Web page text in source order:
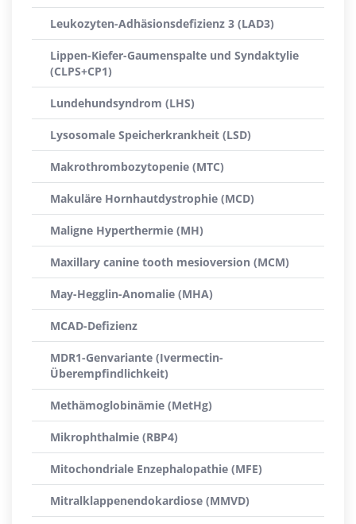
Leukozyten-Adhäsionsdefizienz 3 (LAD3)
Lippen-Kiefer-Gaumenspalte und Syndaktylie
(CLPS+CP1)
Lundehundsyndrom (LHS)
Lysosomale Speicherkrankheit (LSD)
Makrothrombozytopenie (MTC)
Makuläre Hornhautdystrophie (MCD)
Maligne Hyperthermie (MH)
Maxillary canine tooth mesioversion (MCM)
May-Hegglin-Anomalie (MHA)
MCAD-Defizienz
MDR1-Genvariante (Ivermectin-
Überempfindlichkeit)
Methämoglobinämie (MetHg)
Mikrophthalmie (RBP4)
Mitochondriale Enzephalopathie (MFE)
Mitralklappenendokardiose (MMVD)